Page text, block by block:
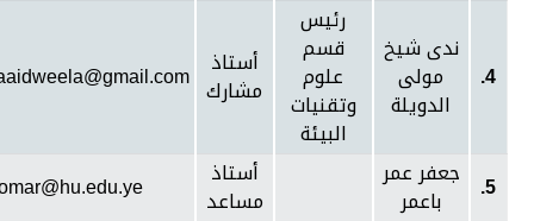
4.
ندى شيخ
مولى
الدويلة
رئيس
قسم
علوم
وتقنيات
البيئة
أستاذ
مشارك
5. جعفر عمر
باعمر
أستاذ
مساعد